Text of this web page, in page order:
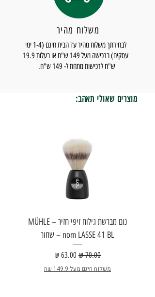
משלוח מהיר
לבחירתך משלוח מהיר עד הבית חינם (1-4 ימי
עסקים) ברכישה מעל 149 ש"ח או בעלות 19.9
ש"ח לרכישות מתחת ל- 149 ש"ח.
מוצרים שאולי תאהב:
נום מברשת גילוח זיפי חזיר – MÜHLE
nom LASSE 41 BL – שחור
מחיר רגיל מחיר מבצע
משלוח חינם מעל 149.9 שח